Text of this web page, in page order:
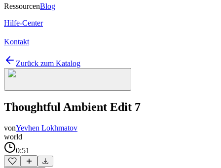
RessourcenBlog
Hilfe-Center
Kontakt
Zurück zum Katalog
Thoughtful Ambient Edit 7
vonYevhen Lokhmatov
world
0:51